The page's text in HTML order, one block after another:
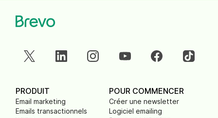
PRODUIT
Email marketing
Emails transactionnels
POUR COMMENCER
Créer une newsletter
Logiciel emailing